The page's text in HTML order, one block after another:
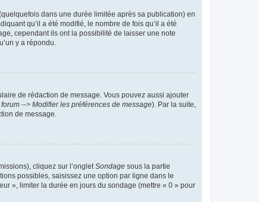
dans une durée limitée après sa publication) en
qu’il a été modifié, le nombre de fois qu’il a été
cependant ils ont la possibilité de laisser une note
y a répondu.
de rédaction de message. Vous pouvez aussi ajouter
--> Modifier les préférences de message). Par la suite,
de message.
cliquez sur l’onglet Sondage sous la partie
possibles, saisissez une option par ligne dans le
», limiter la durée en jours du sondage (mettre « 0 » pour